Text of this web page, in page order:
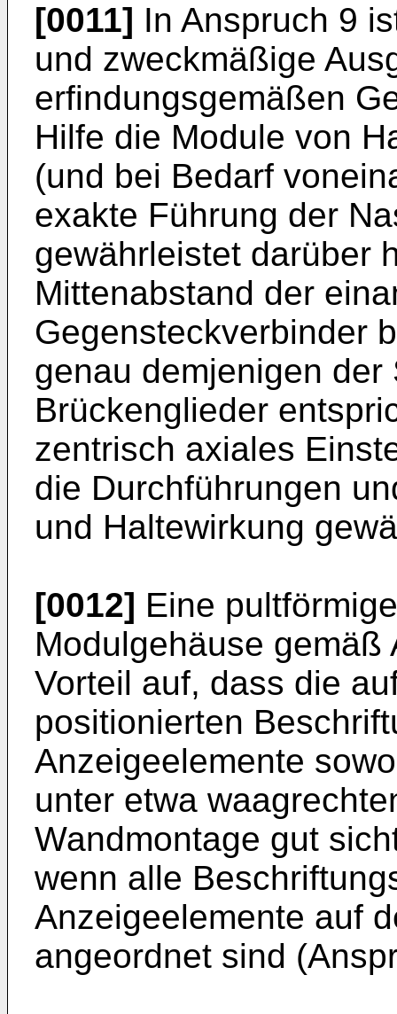
[0011] In Anspruch 9
und zweckmäßige
erfindungsgemäßen
Hilfe die Module von
(und bei Bedarf
exakte Führung der
gewährleistet darüber
Mittenabstand der
Gegensteckverbinder
genau demjenigen
Brückenglieder
zentrisch axiales
die Durchführungen
und Haltewirkung
[0012] Eine
Modulgehäuse
Vorteil auf, dass die
positionierten
Anzeigeelemente
unter etwa
Wandmontage gut
wenn alle
Anzeigeelemente auf
angeordnet sind